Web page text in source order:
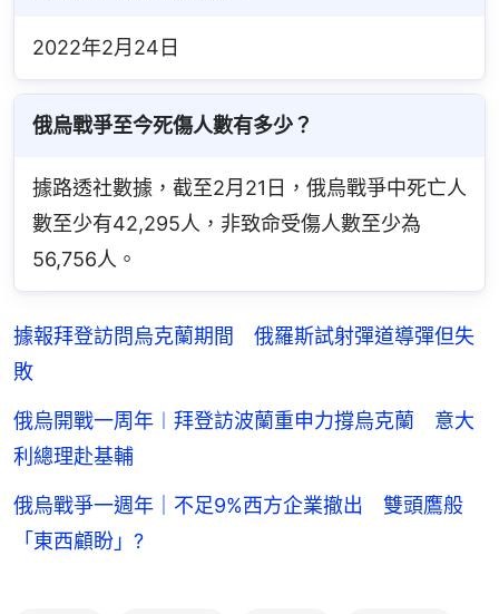
2022年2月24日
俄烏戰爭至今死傷人數有多少？
據路透社數據，截至2月21日，俄烏戰爭中死亡人
數至少有42,295人，非致命受傷人數至少為
56,756人。
據報拜登訪問烏克蘭期間 俄羅斯試射彈道導彈但失
敗
俄烏開戰一周年︱拜登訪波蘭重申力撐烏克蘭 意大
利總理赴基輔
俄烏戰爭一週年｜不足9%西方企業撤出 雙頭鷹般
「東西顧盼」?